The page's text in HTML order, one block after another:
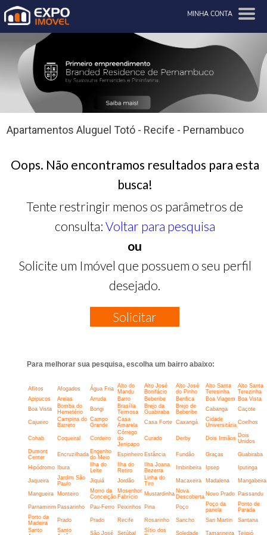
MINHA CONTA
Apartamentos Aluguel Totó - Recife - Pernambuco
Oops. Não encontramos resultados para esta
busca!
Tente restringir menos os parâmetros de
consulta: Voltar para pesquisa
ou
Solicite um Imóvel que possuem o seu perfil
desejado.
Solicitar
Para melhorar sua pesquisa, escolha um bairro abaixo:
Aflitos Afogados Água Fria
Alto do
Mandu
Alto José
Bonifácio
Alto José
do Pinho
Alto Santa
Teresinha
Alto Santa
Terezinha
Apipucos
Areias Arruda Barro Beberibe Benfica Boa Viagem Boa Vista
Boa Vista
Bomba do
Hemetério
Bongi
Brasília
Teimosa
Brejo da
Guabiraba
Brejo de
Beberibe
Cabanga Caçote
Cajueiro
Campina do
Barreto
Campo
Grande
Casa
Amarela
Casa Forte Caxangá
Cidade
Universitária Coelhos
Cohab Coqueiral Cordeiro
Córrego
do
Jenipapo
Curado Derby Dois Irmãos Dois
Unidos
Dumont
Center
Encruzilhada Engenho
do Meio
Espinheiro Estância Fundão Graças Guabiraba
Hipódromo Ibura
Ilha do
Leite
Ilha do
Retiro
Ilha Joana
Bezerra
Imbiribeira Ipsep Iputinga
Jaqueira
Jardim São
Paulo
Jiquiá Jordão
Linha do
Tiro
Macaxeira Madalena Mangabeira
Mangueira Monteiro
Morro da
Conceição
Mosenhor
Fabrício
Mustardinha Nova
Descoberta Novo Prado Paissandu
Parnamirim Passarinho Pau-Ferro Peixinhos Pina Poço
Poço da
panela
Ponto de
Parada
Porto da
Madeira
Prado Prado Recife Rosarinho Sancho San Martin
Santana
Santo
Santo
São José Setúbal
Sítio dos
Soledade Tamarineira Tejipió